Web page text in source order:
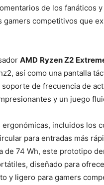
de los fanáticos
competitivos que
AMD Ryzen Z2
2, así como una pantalla
de frecuencia de
y un juego
incluidos los
para entradas más
de 74 Wh, este prototipo
diseñado para
y ligero para gamers